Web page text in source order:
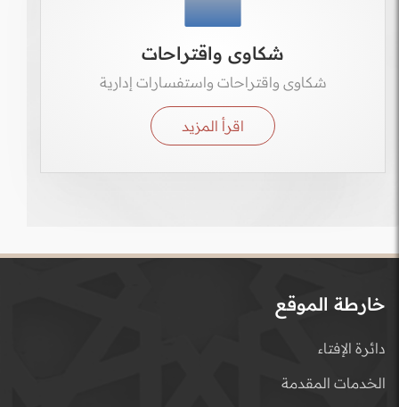
شكاوى واقتراحات
شكاوى واقتراحات واستفسارات إدارية
اقرأ المزيد
خارطة الموقع
دائرة الإفتاء
الخدمات المقدمة